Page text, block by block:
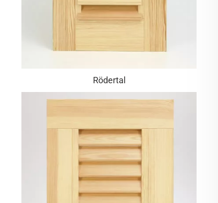
Rödertal